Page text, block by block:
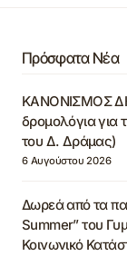
Πρόσφατα Νέα
ΚΑΝΟΝΙΣΜΟΣ
δρομολόγια για
του Δ. Δράμας)
6 Αυγούστου 2026
Δωρεά από τα
Summer” του
Κοινωνικό